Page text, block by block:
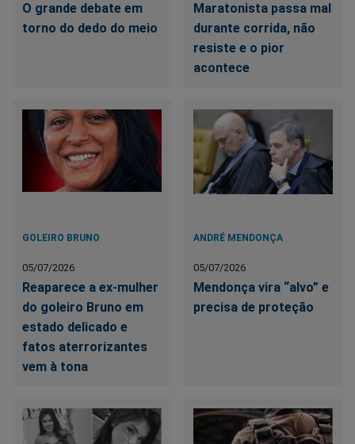
O grande debate em
torno do dedo do meio
Maratonista passa mal
durante corrida, não
resiste e o pior
acontece
GOLEIRO BRUNO
05/07/2026
Reaparece a ex-mulher
do goleiro Bruno em
estado delicado e
fatos aterrorizantes
vem à tona
ANDRÉ MENDONÇA
05/07/2026
Mendonça vira “alvo” e
precisa de proteção